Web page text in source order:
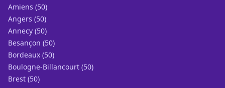
Amiens (50)
Angers (50)
Annecy (50)
Besançon (50)
Bordeaux (50)
Boulogne-Billancourt (50)
Brest (50)